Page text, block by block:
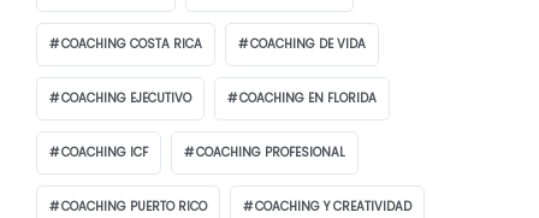
COACHING COSTA RICA COACHING DE VIDA
COACHING EJECUTIVO COACHING EN FLORIDA
COACHING ICF COACHING PROFESIONAL
COACHING PUERTO RICO COACHING Y CREATIVIDAD